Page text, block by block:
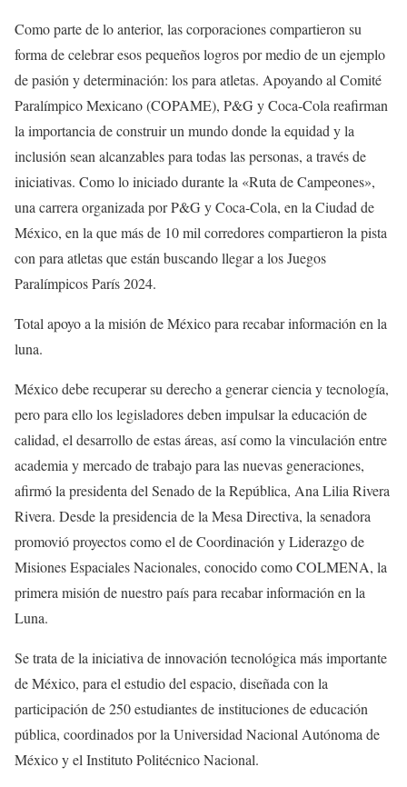
Como parte de lo anterior, las corporaciones compartieron su
forma de celebrar esos pequeños logros por medio de un ejemplo
de pasión y determinación: los para atletas. Apoyando al Comité
Paralímpico Mexicano (COPAME), P&G y Coca-Cola reafirman
la importancia de construir un mundo donde la equidad y la
inclusión sean alcanzables para todas las personas, a través de
iniciativas. Como lo iniciado durante la «Ruta de Campeones»,
una carrera organizada por P&G y Coca-Cola, en la Ciudad de
México, en la que más de 10 mil corredores compartieron la pista
con para atletas que están buscando llegar a los Juegos
Paralímpicos París 2024.
Total apoyo a la misión de México para recabar información en la
luna.
México debe recuperar su derecho a generar ciencia y tecnología,
pero para ello los legisladores deben impulsar la educación de
calidad, el desarrollo de estas áreas, así como la vinculación entre
academia y mercado de trabajo para las nuevas generaciones,
afirmó la presidenta del Senado de la República, Ana Lilia Rivera
Rivera. Desde la presidencia de la Mesa Directiva, la senadora
promovió proyectos como el de Coordinación y Liderazgo de
Misiones Espaciales Nacionales, conocido como COLMENA, la
primera misión de nuestro país para recabar información en la
Luna.
Se trata de la iniciativa de innovación tecnológica más importante
de México, para el estudio del espacio, diseñada con la
participación de 250 estudiantes de instituciones de educación
pública, coordinados por la Universidad Nacional Autónoma de
México y el Instituto Politécnico Nacional.